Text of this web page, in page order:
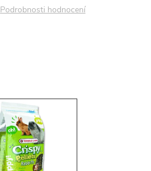
Podrobnosti hodnocení